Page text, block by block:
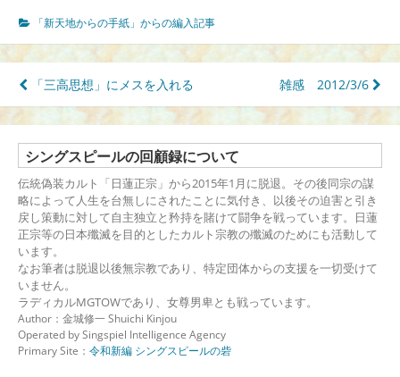
「新天地からの手紙」からの編入記事
投
稿
ナ
ビ
ゲ
ー
シ
ョ
ン
「三高思想」にメスを入れる 雑感 2012/3/6
シングスピールの回顧録について
伝統偽装カルト「日蓮正宗」から2015年1月に脱退。その後同宗の謀
略によって人生を台無しにされたことに気付き、以後その迫害と引き
戻し策動に対して自主独立と矜持を賭けて闘争を戦っています。日蓮
正宗等の日本殲滅を目的としたカルト宗教の殲滅のためにも活動して
います。
なお筆者は脱退以後無宗教であり、特定団体からの支援を一切受けて
いません。
ラディカルMGTOWであり、女尊男卑とも戦っています。
Author：金城修一 Shuichi Kinjou
Operated by Singspiel Intelligence Agency
Primary Site： 令和新編 シングスピールの砦